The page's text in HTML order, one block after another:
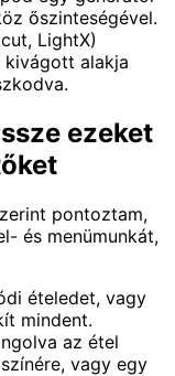
őszinteségével.
LightX)
kivágott alakja
ezeket
pontoztam,
és menümunkát,
ételedet, vagy
mindent.
az étel
vagy egy